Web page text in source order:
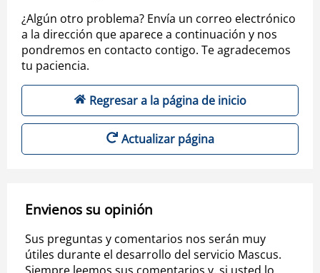
¿Algún otro problema? Envía un correo electrónico
a la dirección que aparece a continuación y nos
pondremos en contacto contigo. Te agradecemos
tu paciencia.
Regresar a la página de inicio
Actualizar página
Envienos su opinión
Sus preguntas y comentarios nos serán muy
útiles durante el desarrollo del servicio Mascus.